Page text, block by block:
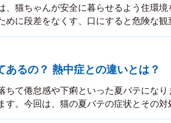
猫ちゃんが安全に暮らせるよう住環
めに段差をなくす、口にすると危険な
るだけ猫ちゃんが自力で移動できる
うと猫ちゃんが戸惑ってしまいます。
などによる住環境の変化は、猫ちゃん
がら、少しずつ変えていきましょう。
あるの？ 熱中症との違いとは？
て倦怠感や下痢といった夏バテにな
す。今回は、猫の夏バテの症状とその